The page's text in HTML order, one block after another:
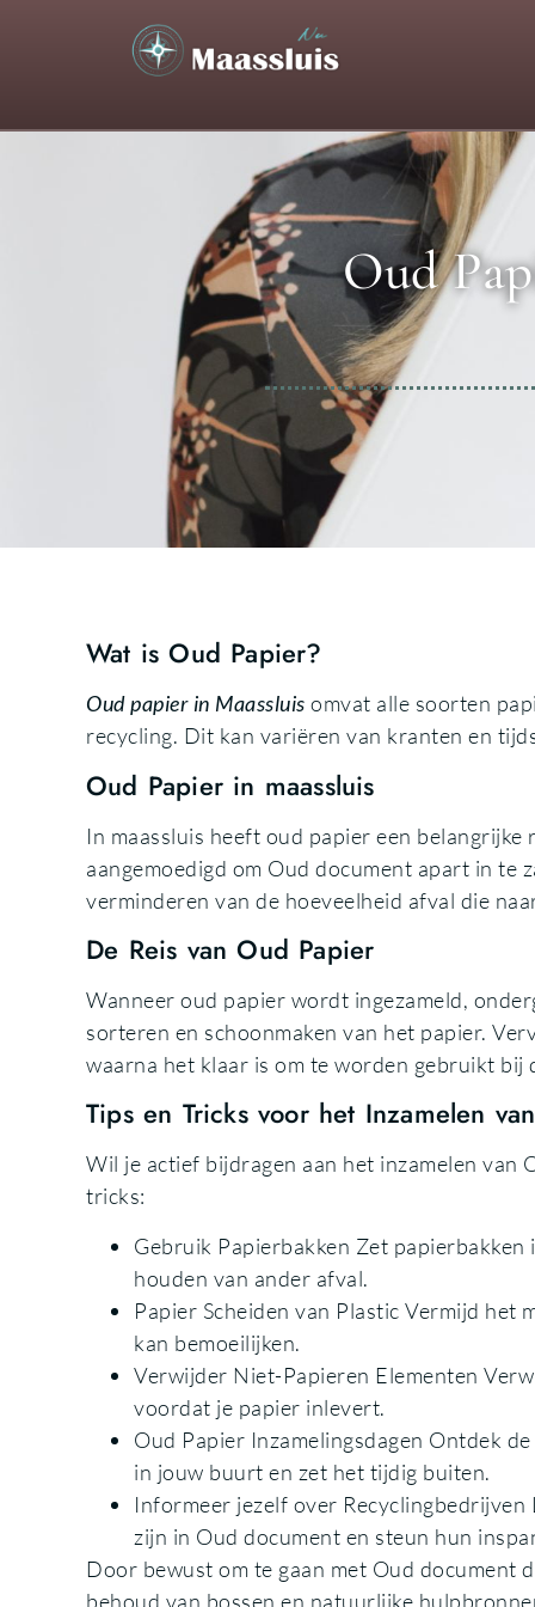
Oud
Wat is Oud Papier?
Oud papier in Maassluis omvat alle soorten
recycling. Dit kan variëren van kranten en
Oud Papier in maassluis
In maassluis heeft oud papier een
aangemoedigd om Oud document apart in te
verminderen van de hoeveelheid afval die
De Reis van Oud Papier
Wanneer oud papier wordt ingezameld,
sorteren en schoonmaken van het papier.
waarna het klaar is om te worden gebruikt
Tips en Tricks voor het Inzamelen
Wil je actief bijdragen aan het inzamelen van
tricks:
Gebruik Papierbakken Zet
houden van ander afval.
Papier Scheiden van Plastic Vermijd het
kan bemoeilijken.
Verwijder Niet-Papieren Elementen
voordat je papier inlevert.
Oud Papier Inzamelingsdagen Ontdek
in jouw buurt en zet het tijdig buiten.
Informeer jezelf over
zijn in Oud document en steun hun
Door bewust om te gaan met Oud document
behoud van bossen en natuurlijke